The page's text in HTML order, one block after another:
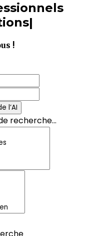
|
!
l’AI
recherche...